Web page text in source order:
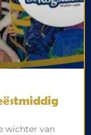
wichter van